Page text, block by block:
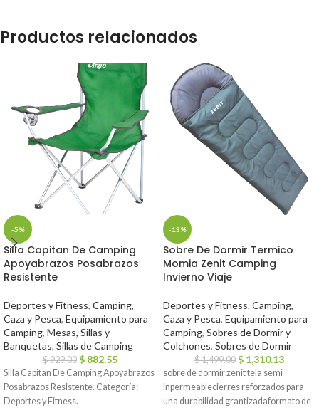
Productos relacionados
-5%
Silla Capitan De Camping
Apoyabrazos Posabrazos
Resistente
Deportes y Fitness, Camping,
Caza y Pesca, Equipamiento para
Camping, Mesas, Sillas y
Banquetas, Sillas de Camping
$929.00 $ 882.55
Silla Capitan De Camping Apoyabrazos
Posabrazos Resistente. Categoría:
Deportes y Fitness.
-13%
Sobre De Dormir Termico
Momia Zenit Camping
Invierno Viaje
Deportes y Fitness, Camping,
Caza y Pesca, Equipamiento para
Camping, Sobres de Dormir y
Colchones, Sobres de Dormir
$1,499.00 $ 1,310.13
sobre de dormir zenit tela semi
inpermeablecierres reforzados para
una durabilidad grantizadaformato de